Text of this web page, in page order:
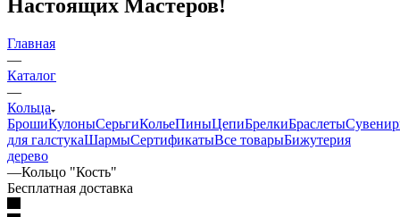
Настоящих Мастеров!
Главная
—
Каталог
—
Кольца
БрошиКулоныСерьгиКольеПиныЦепиБрелкиБраслеты
для галстукаШармыСертификатыВсе товарыБижутерия
дерево
—Кольцо "Кость"
Бесплатная доставка